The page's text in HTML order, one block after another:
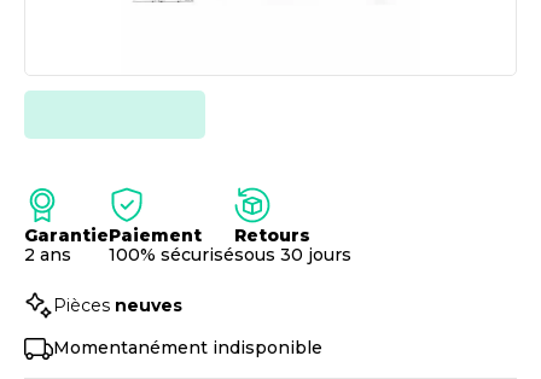
Garantie
2 ans
Paiement
100% sécurisé
Retours
sous 30 jours
Pièces neuves
Momentanément indisponible